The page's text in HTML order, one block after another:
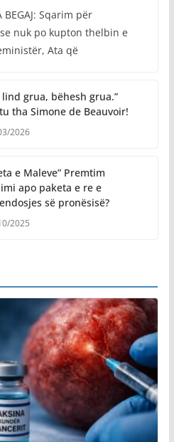
Sqarim për
nuk po kupton thelbin e
Ata që
lind grua, bëhesh grua.”
tha Simone de Beauvoir!
2026
e Maleve” Premtim
apo paketa e re e
së pronësisë?
2025